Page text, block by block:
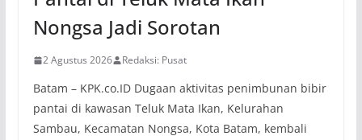
Nongsa Jadi Sorotan
2 Agustus 2026 Redaksi: Pusat
Batam – KPK.co.ID Dugaan aktivitas penimbunan bibir
pantai di kawasan Teluk Mata Ikan, Kelurahan
Sambau, Kecamatan Nongsa, Kota Batam, kembali